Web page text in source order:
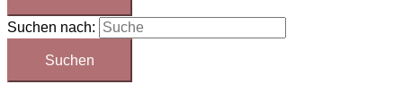
Suchen nach: